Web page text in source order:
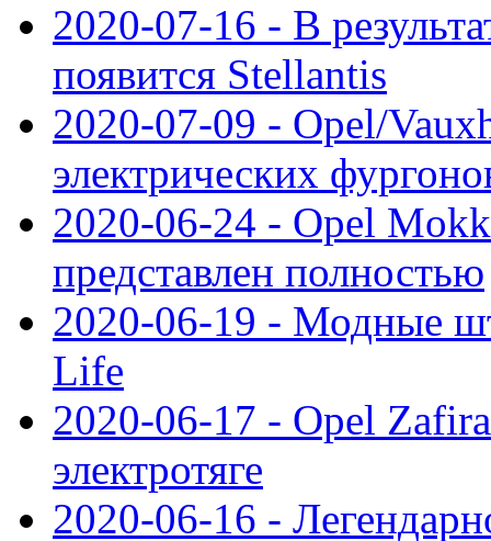
2020-07-16 - В
появится Stellantis
2020-07-09 - Opel/
электрических
2020-06-24 - Opel
представлен полностью
2020-06-19 - Модные
Life
2020-06-17 - Opel
электротяге
2020-06-16 -